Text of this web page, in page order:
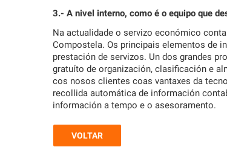
3.- A nivel interno, como é o equipo que
Na actualidade o servizo económico
Compostela. Os principais elementos de
prestación de servizos. Un dos grandes
gratuíto de organización, clasificación e
cos nosos clientes coas vantaxes da
recollida automática de información
información a tempo e o asesoramento.
VOLTAR